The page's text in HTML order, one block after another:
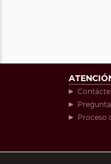
Proceso